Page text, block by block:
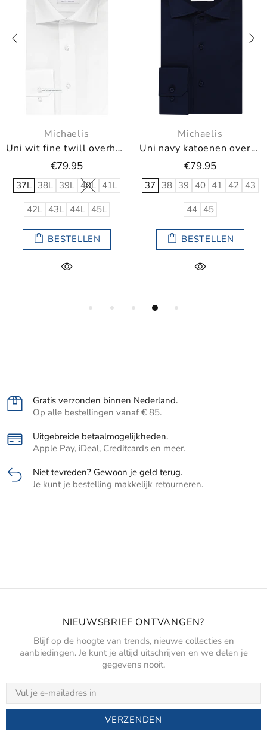
Michaelis
Uni wit fine twill overhemd (Extra lange mouwen)
€79.95
37L 38L 39L 40L 41L
42L 43L 44L 45L
BESTELLEN
Michaelis
Uni navy katoenen overhemd
€79.95
37 38 39 40 41 42 43
44 45
BESTELLEN
Gratis verzonden binnen Nederland.
Op alle bestellingen vanaf € 85.
Uitgebreide betaalmogelijkheden.
Apple Pay, iDeal, Creditcards en meer.
Niet tevreden? Gewoon je geld terug.
Je kunt je bestelling makkelijk retourneren.
NIEUWSBRIEF ONTVANGEN?
Blijf op de hoogte van trends, nieuwe collecties en
aanbiedingen. Je kunt je altijd uitschrijven en we delen je
gegevens nooit.